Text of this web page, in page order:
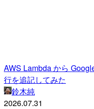
AWS Lambda から
行を追記してみた
鈴木純
2026.07.31